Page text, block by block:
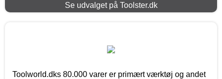
Se udvalget på Toolster.dk
Toolworld.dks 80.000 varer er primært værktøj og andet